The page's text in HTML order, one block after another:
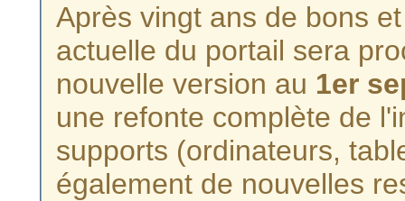
Après vingt ans de bons
actuelle du portail sera
nouvelle version au 1er
une refonte complète de
supports (ordinateurs,
également de nouvelles